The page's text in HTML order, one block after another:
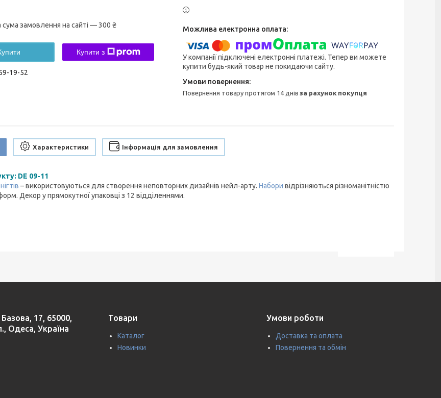
сума замовлення на сайті — 300 ₴
Купити з
19-52
У компанії підключені електронні платежі. Тепер ви можете
купити будь-який товар не покидаючи сайту.
повернення товару протягом 14 днівза рахунок покупця
Характеристики Інформація для замовлення
DE 09-11
– використовуються для створення неповторних дизайнів нейл-арту. Набори відрізняються різноманітністю
Декор у прямокутної упаковці з 12 відділеннями.
17, 65000,
Одеса, Україна
Товари
Каталог
Новинки
Умови роботи
Доставка та оплата
Повернення та обмін